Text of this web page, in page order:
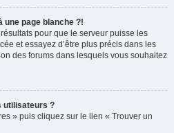
une page blanche ?!
pour que le serveur puisse les
et essayez d’être plus précis dans les
des forums dans lesquels vous souhaitez
utilisateurs ?
» puis cliquez sur le lien « Trouver un